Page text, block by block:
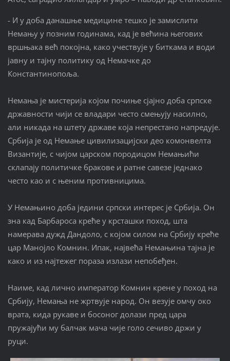
- И у доба данашње медицине тешко је замислити
Немању у позним годинама, кад је већина његових
вршњака већ покојна, како учествује у биткама и води
јавну и тајну политику од Немачке до
Константинопоља.
Немања је мистерија којом почиње сјајно доба српске
државности чији се владари често смењују насилно,
али никада на штету државе која непрестано напредује.
Србија је од Немање цивилизацијски део комонвелта
Византије, с чијом царском породицом Немањићи
склапају политичке бракове и ратне савезе једнако
често као и с њеним противницима.
У Немањино доба једини српски интерес је Србија. Он
зна кад Барбароса креће у крсташки поход, шта
намерава дужд Дандоло, с којом силом на Србију креће
цар Манојло Комнин. Ипак, највећа Немањина тајна је
како и из најтежег пораза излази непобеђен.
Наиме, кад лично император Комнин крене у поход на
Србију, Немања не жртвује народ. Он везује омчу око
врата, кида рукаве и босоног долази пред цара
пружајући му балчак мача чије голо сечиво држи у
руци.